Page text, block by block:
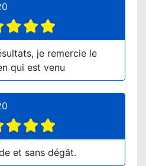
je remercie le
qui est venu
et sans dégât.